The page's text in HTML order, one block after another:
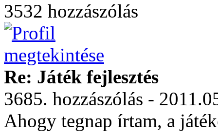
3532 hozzászólás
Re: Játék fejlesztés
3685. hozzászólás -
Ahogy tegnap írtam, a